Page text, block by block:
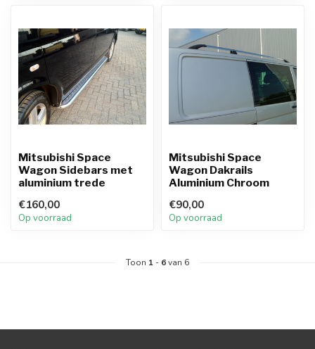
Mitsubishi Space
Wagon Sidebars met
aluminium trede
€160,00
Op voorraad
Mitsubishi Space
Wagon Dakrails
Aluminium Chroom
€90,00
Op voorraad
Toon 1 - 6van 6